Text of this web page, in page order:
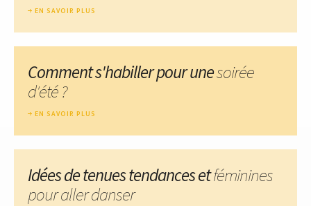
EN SAVOIR PLUS
Comment s'habiller pour unesoirée
d'été ?
EN SAVOIR PLUS
Idées de tenues tendances etféminines
pour aller danser